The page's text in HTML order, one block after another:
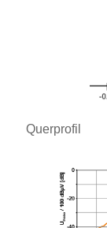
Querprofil